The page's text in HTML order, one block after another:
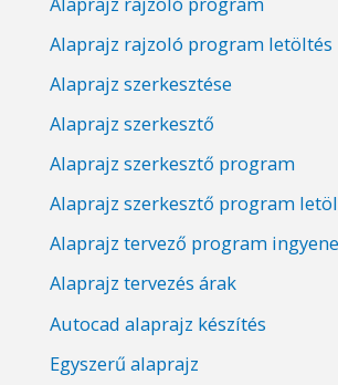
Alaprajz rajzoló program letöltés
Alaprajz szerkesztése
Alaprajz szerkesztő
Alaprajz szerkesztő program
Alaprajz szerkesztő program
Alaprajz tervező program
Alaprajz tervezés árak
Autocad alaprajz készítés
Egyszerű alaprajz